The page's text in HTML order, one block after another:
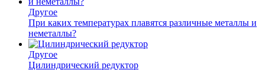
Другое
При каких температурах плавятся различные металлы и
неметаллы?
Другое
Цилиндрический редуктор